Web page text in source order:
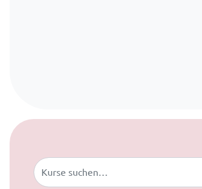
Zum Inhalt springen
Buscar